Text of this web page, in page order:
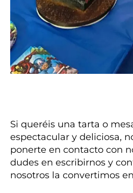
Si queréis una tarta o
espectacular y deliciosa,
ponerte en contacto con
dudes en escribirnos y
nosotros la convertimos